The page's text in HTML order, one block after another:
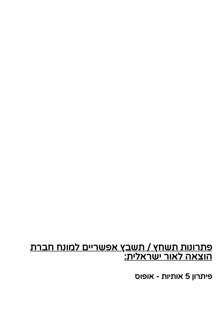
פתרונות תשחץ / תשבץ אפשריים למונח חברת
הוצאה לאור ישראלית:
פיתרון 5 אותיות - אופוס